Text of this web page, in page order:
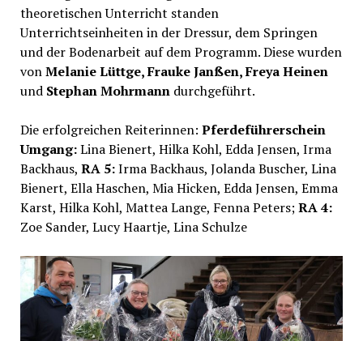
theoretischen Unterricht standen
Unterrichtseinheiten in der Dressur, dem Springen
und der Bodenarbeit auf dem Programm. Diese wurden
vonMelanie Lüttge, Frauke Janßen, Freya Heinen
und Stephan Mohrmanndurchgeführt.
Die erfolgreichen Reiterinnen: Pferdeführerschein
Umgang:Lina Bienert, Hilka Kohl, Edda Jensen, Irma
Backhaus, RA 5:Irma Backhaus, Jolanda Buscher, Lina
Bienert, Ella Haschen, Mia Hicken, Edda Jensen, Emma
Karst, Hilka Kohl, Mattea Lange, Fenna Peters;RA 4:
Zoe Sander, Lucy Haartje, Lina Schulze